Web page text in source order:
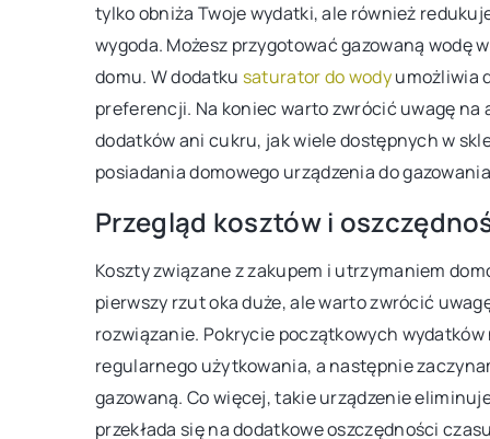
tylko obniża Twoje wydatki, ale również
wygoda. Możesz przygotować gazowaną wodę
domu. W dodatku saturator do wodyumożliwia
preferencji. Na koniec warto zwrócić uwagę na
dodatków ani cukru, jak wiele dostępnych w
posiadania domowego urządzenia do
Przegląd kosztów i
Koszty związane z zakupem i utrzymaniem
pierwszy rzut oka duże, ale warto zwrócić
rozwiązanie. Pokrycie początkowych
regularnego użytkowania, a następnie
gazowaną. Co więcej, takie urządzenie
przekłada się na dodatkowe oszczędności
Piwniczka ogrodowa
rozwiązaniem dla osób
naturalne metody
żywności bez
elektrycznej.